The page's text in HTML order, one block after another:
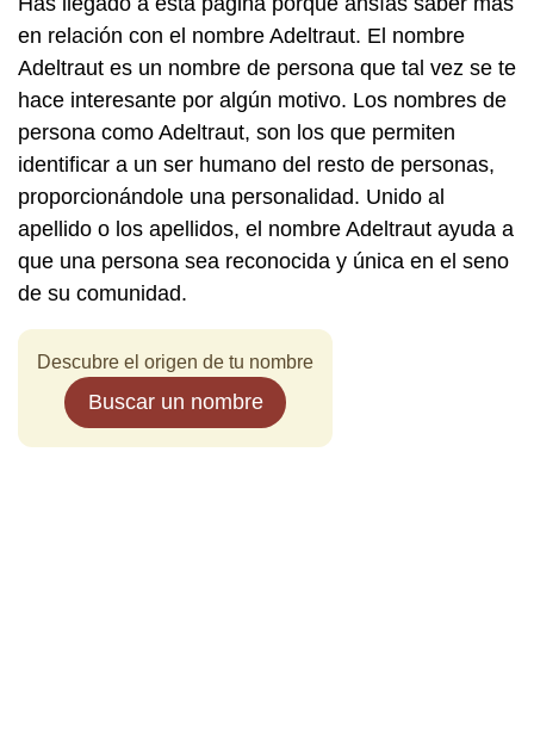
en relación con el nombre Adeltraut. El nombre
Adeltraut es un nombre de persona que tal vez se te
hace interesante por algún motivo. Los nombres de
persona como Adeltraut, son los que permiten
identificar a un ser humano del resto de personas,
proporcionándole una personalidad. Unido al
apellido o los apellidos, el nombre Adeltraut ayuda a
que una persona sea reconocida y única en el seno
de su comunidad.
Descubre el origen de tu nombre
Buscar un nombre